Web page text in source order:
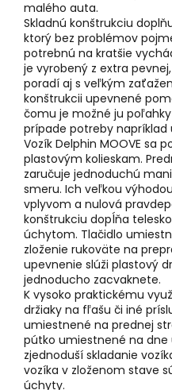
malého auta.
Skladnú konštrukciu
ktorý bez problémov
potrebnú na kratšie
je vyrobený z extra
poradí aj s veľkým
konštrukcii upevnené
čomu je možné ju
prípade potreby napríklad
Vozík Delphin MOOVE sa
plastovým kolieskam.
zaručuje jednoduchú
smeru. Ich veľkou
vplyvom a nulová
konštrukciu dopĺňa
úchytom. Tlačidlo
zloženie rukoväte na
upevnenie slúži plastový
jednoducho zacvaknete.
K vysoko praktickému
držiaky na fľašu či iné
umiestnené na prednej
pútko umiestnené na dne
zjednoduší skladanie
vozíka v zloženom stave
úchyty.